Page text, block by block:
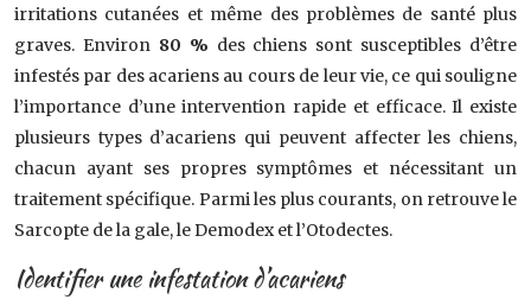
irritations cutanées et même des problèmes de santé plus
graves. Environ 80 % des chiens sont susceptibles d’être
infestés par des acariens au cours de leur vie, ce qui souligne
l’importance d’une intervention rapide et efficace. Il existe
plusieurs types d’acariens qui peuvent affecter les chiens,
chacun ayant ses propres symptômes et nécessitant un
traitement spécifique. Parmi les plus courants, on retrouve le
Sarcopte de la gale, le Demodex et l’Otodectes.
Identifier une infestation d’acariens